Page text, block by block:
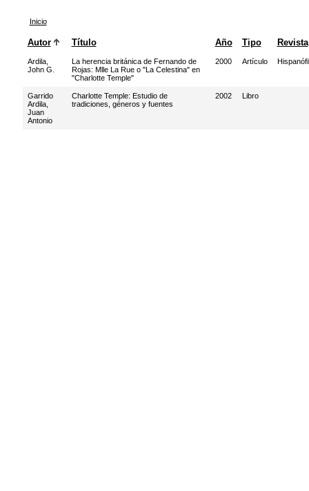
Inicio
Autor Título Año Tipo Revista
Ardila,
John G.
La herencia británica de Fernando de
Rojas: Mlle La Rue o "La Celestina" en
"Charlotte Temple"
2000 Artículo
Garrido
Ardila,
Juan
Antonio
Charlotte Temple: Estudio de
tradiciones, géneros y fuentes
2002 Libro